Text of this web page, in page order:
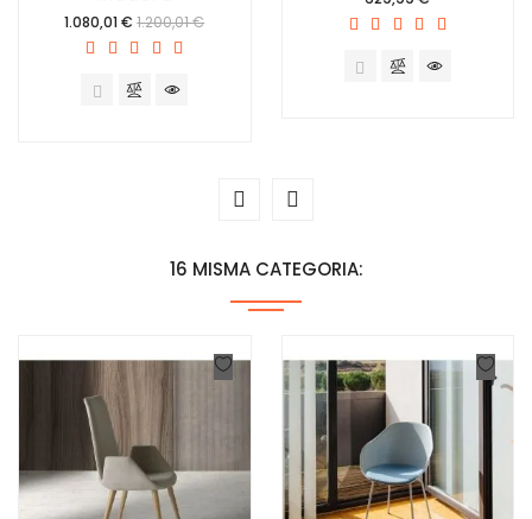
Precio
1.080,01 € 1.200,01 €
16 MISMA CATEGORIA: